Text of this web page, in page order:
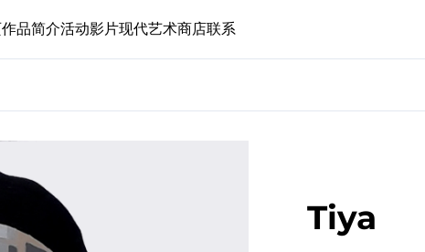
作品简介活动影片现代艺术商店联系
Tiya